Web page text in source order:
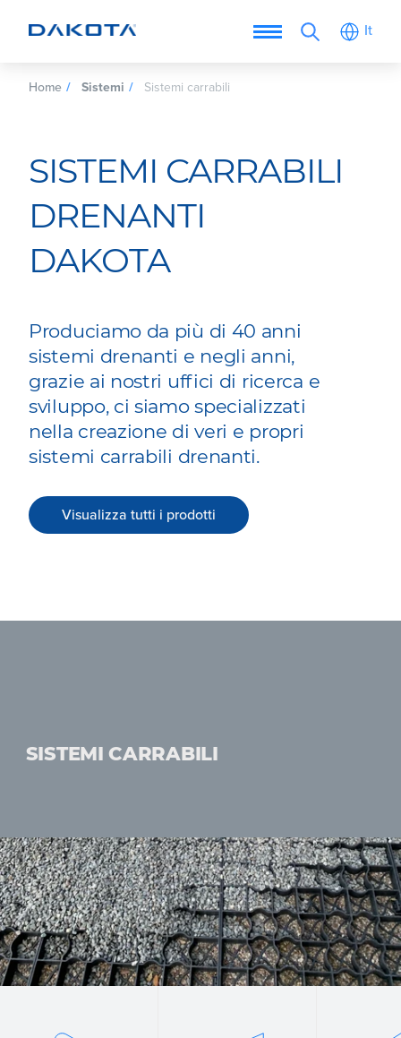
It
Home Sistemi Sistemi carrabili
SISTEMI CARRABILI
DRENANTI
DAKOTA
Produciamo da più di 40 anni
sistemi drenanti e negli anni,
grazie ai nostri uffici di ricerca e
sviluppo, ci siamo specializzati
nella creazione di veri e propri
sistemi carrabili drenanti.
Visualizza tutti i prodotti
SISTEMI CARRABILI